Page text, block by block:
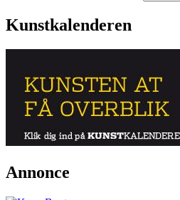
Kunstkalenderen
Annonce